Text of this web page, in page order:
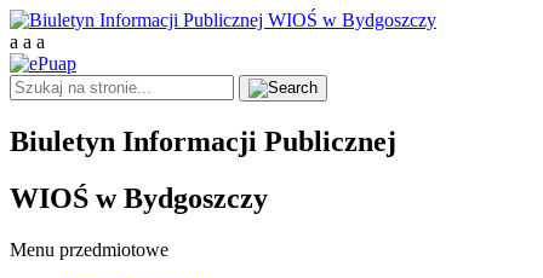
a a a
Biuletyn Informacji Publicznej
WIOŚ w Bydgoszczy
Menu przedmiotowe